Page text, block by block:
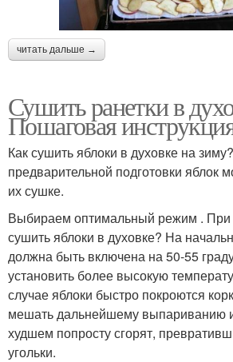
читать дальше →
Сушить ранетки в
Пошаговая
Как сушить яблоки в духовке на
предварительной подготовки яблок
их сушке.
Выбираем оптимальный режим . При
сушить яблоки в духовке? На
должна быть включена на 50-55
установить более высокую
случае яблоки быстро покроются
мешать дальнейшему выпариванию
худшем попросту сгорят,
угольки.